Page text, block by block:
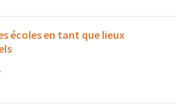
écoles en tant que lieux